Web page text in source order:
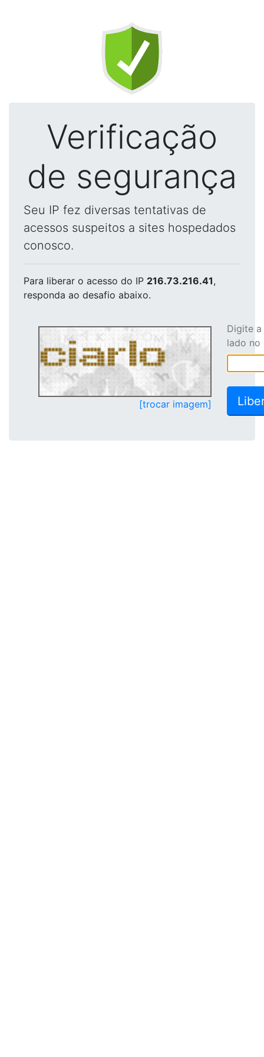
Verificação
de segurança
Seu IP fez diversas tentativas de
acessos suspeitos a sites hospedados
conosco.
Para liberar o acesso do IP 216.73.216.41,
responda ao desafio abaixo.
[trocar imagem]
Digite
lado no